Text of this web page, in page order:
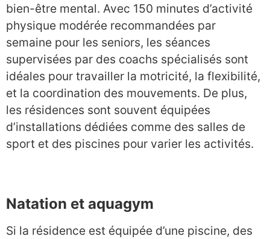
bien-être mental. Avec 150 minutes d’activité
physique modérée recommandées par
semaine pour les seniors, les séances
supervisées par des coachs spécialisés sont
idéales pour travailler la motricité, la flexibilité,
et la coordination des mouvements. De plus,
les résidences sont souvent équipées
d’installations dédiées comme des salles de
sport et des piscines pour varier les activités.
Natation et aquagym
Si la résidence est équipée d’une piscine, des